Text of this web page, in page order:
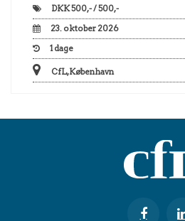
DKK500,- / 500,-
23. oktober 2026
1 dage
CfL, København